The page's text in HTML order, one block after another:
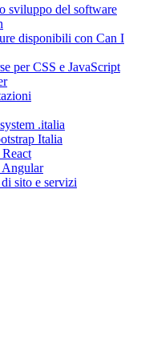
sviluppo del software
disponibili con Can I
per CSS e JavaScript
.italia
Italia
sito e servizi